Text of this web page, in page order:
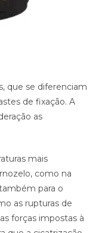
que se diferenciam
de fixação. A
as
mais
como na
para o
as rupturas de
forças impostas à